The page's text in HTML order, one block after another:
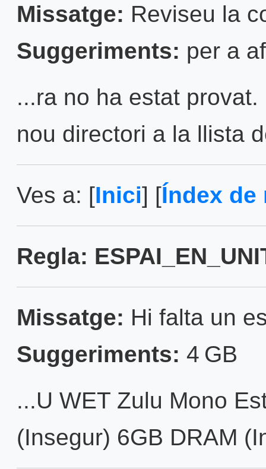
Missatge: Reviseu la
Suggeriments: per a
...ra no ha estat
nou directori a la llista
Ves a: [Inici] [Índex de
Regla:
Missatge: Hi falta un
Suggeriments: 4 GB
...U WET Zulu Mono
(Insegur) 6GB DRAM